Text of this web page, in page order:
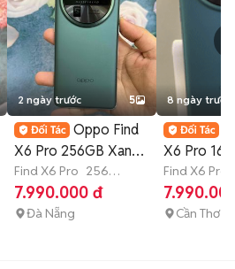
2 ngày trước 5
Oppo Find
X6 Pro 256GB Xanh
BH 6th có góp
Find X6 Pro 256
GB Còn bảo hành
7.990.000 đ
Đà Nẵng
8 ngày trước
X6 Pro 16/
99% CÓ
Find X6 Pro
Cần Thơ